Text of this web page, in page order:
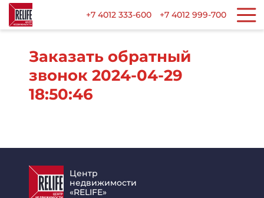
+7 4012 333-600 +7 4012 999-700
Заказать обратный
звонок 2024-04-29
18:50:46
Центр
недвижимости
«RELIFE»